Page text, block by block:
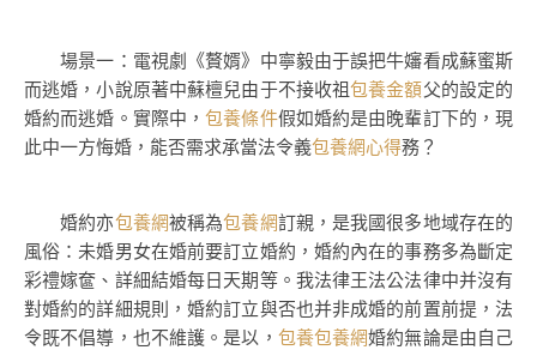
場景一：電視劇《贅婿》中寧毅由于誤把牛嬸看成蘇蜜斯
而逃婚，小說原著中蘇檀兒由于不接收祖包養金額父的設定的
婚約而逃婚。實際中，包養條件假如婚約是由晚輩訂下的，現
此中一方悔婚，能否需求承當法令義包養網心得務？
婚約亦包養網被稱為包養網訂親，是我國很多地域存在的
風俗：未婚男女在婚前要訂立婚約，婚約內在的事務多為斷定
彩禮嫁奩、詳細結婚每日天期等。我法律王法公法律中并沒有
對婚約的詳細規則，婚約訂立與否也并非成婚的前置前提，法
令既不倡導，也不維護。是以， 包養包養網婚約無論是由自己